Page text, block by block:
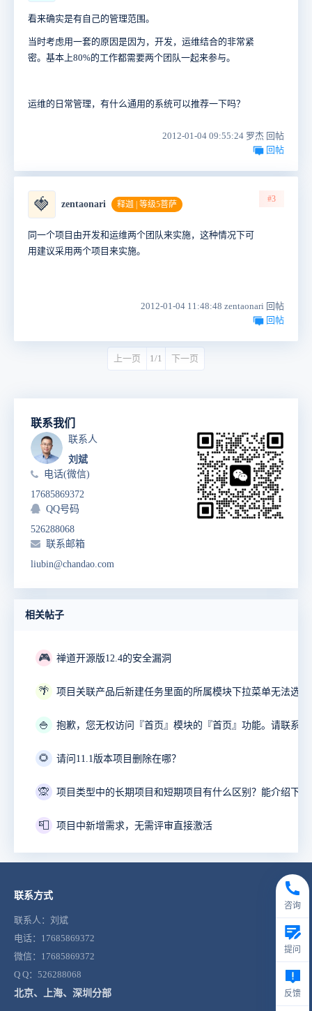
看来确实是有自己的管理范围。
当时考虑用一套的原因是因为，开发，运维结合的非常紧
密。基本上80%的工作都需要两个团队一起来参与。
运维的日常管理，有什么通用的系统可以推荐一下吗？
2012-01-04 09:55:24 罗杰 回帖
回帖
🍓 zentaonari 释迦 | 等级5菩萨
#3
同一个项目由开发和运维两个团队来实施，这种情况下可
用建议采用两个项目来实施。
2012-01-04 11:48:48 zentaonari 回帖
回帖
上一页 1/1 下一页
联系我们
联系人
刘斌
电话(微信)
17685869372
QQ号码
526288068
联系邮箱
liubin@chandao.com
相关帖子
🎮 禅道开源版12.4的安全漏洞
🌴 项目关联产品后新建任务里面的所属模块下拉菜单无法选择
🍚
🌻 请问11.1版本项目删除在哪？
🙊
📮 项目中新增需求，无需评审直接激活
联系方式
联系人：刘斌
电话：17685869372
微信：17685869372
Q Q：526288068
北京、上海、深圳分部
咨询
提问
反馈